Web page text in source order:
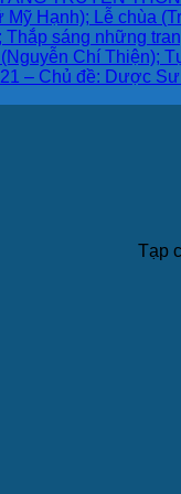
Hạnh); Lễ chùa
Thắp sáng những
Chí Thiện);
– Chủ đề: Dược
Tạp